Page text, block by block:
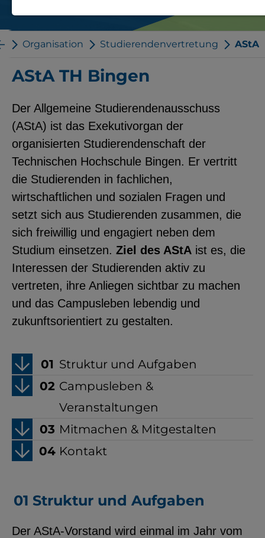
Organisation Studierendenvertretung AStA
AStA TH Bingen
Der Allgemeine Studierendenausschuss
(AStA) ist das Exekutivorgan der
organisierten Studierendenschaft der
Technischen Hochschule Bingen. Er vertritt
die Studierenden in fachlichen,
wirtschaftlichen und sozialen Fragen und
setzt sich aus Studierenden zusammen, die
sich freiwillig und engagiert neben dem
Studium einsetzen. Ziel des AStA ist es, die
Interessen der Studierenden aktiv zu
vertreten, ihre Anliegen sichtbar zu machen
und das Campusleben lebendig und
zukunftsorientiert zu gestalten.
Struktur und Aufgaben
Campusleben &
Veranstaltungen
Mitmachen & Mitgestalten
Kontakt
Struktur und Aufgaben
Der AStA-Vorstand wird einmal im Jahr vom
Notwendige Cookies zur Session-
Verwaltung und für die generelle
notwendig).
EXTERNE MEDIEN
Seitenspezifische Erfassung von
Benutzerdaten durch
Drittanbieter, bspw. über das
Einbinden externer Videos,
Standortdaten oder
Stellenanzeigen.
YouTube